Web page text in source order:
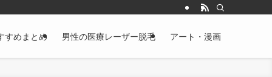
すめまとめ 男性の医療レーザー脱毛 アート・漫画